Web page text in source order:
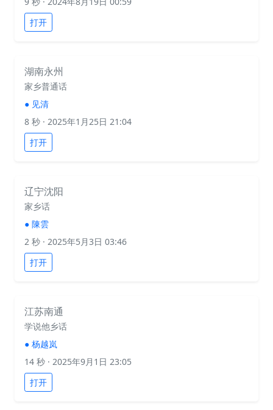
打开
湖南永州
家乡普通话
● 见清
8 秒 · 2025年1月25日 21:04
打开
辽宁沈阳
家乡话
● 陳雲
2 秒 · 2025年5月3日 03:46
打开
江苏南通
学说他乡话
● 杨越岚
14 秒 · 2025年9月1日 23:05
打开